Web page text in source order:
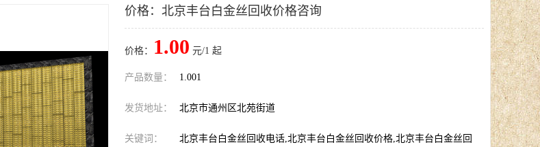
价格：北京丰台白金丝回收价格咨询
价格： 1.00 元/1 起
产品数量： 1.001
发货地址： 北京市通州区北苑街道
关键词：
北京丰台白金丝回收电话,北京丰台白金丝回收价格,北京丰台白金丝回